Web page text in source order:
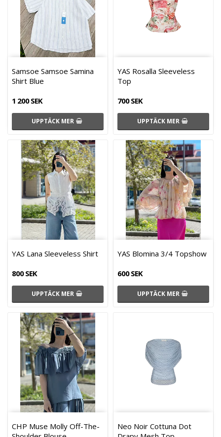
Samsoe Samsoe Samina
Shirt Blue
1 200 SEK
UPPTÄCK MER
YAS Rosalla Sleeveless
Top
700 SEK
UPPTÄCK MER
YAS Lana Sleeveless Shirt
800 SEK
UPPTÄCK MER
YAS Blomina 3/4 Topshow
600 SEK
UPPTÄCK MER
CHP Muse Molly Off-The-
Neo Noir Cottuna Dot